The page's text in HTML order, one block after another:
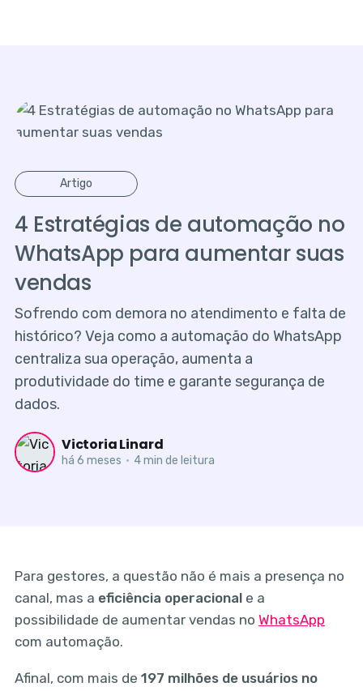
Artigo
4 Estratégias de automação no
WhatsApp para aumentar suas
vendas
Sofrendo com demora no atendimento e falta de
histórico? Veja como a automação do WhatsApp
centraliza sua operação, aumenta a
produtividade do time e garante segurança de
dados.
Victoria Linard
há 6 meses • 4 min de leitura
Para gestores, a questão não é mais a presença no
canal, mas a eficiência operacionale a
possibilidade de aumentar vendas no WhatsApp
com automação.
Afinal, com mais de 197 milhões de usuários no